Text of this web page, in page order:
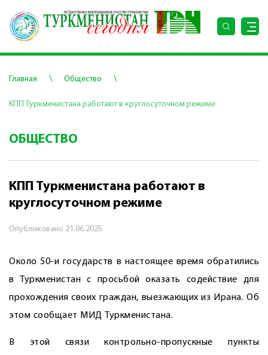
Главная \ Общество \
КПП Туркменистана работают в круглосуточном режиме
ОБЩЕСТВО
КПП Туркменистана работают в
круглосуточном режиме
Опубликовано 21.06.2025
Около 50-и государств в настоящее время обратились
в Туркменистан с просьбой оказать содействие для
прохождения своих граждан, выезжающих из Ирана. Об
этом сообщает МИД Туркменистана.
В этой связи контрольно-пропускные пункты